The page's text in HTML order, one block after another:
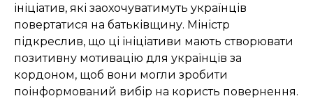
ініціатив, які заохочуватимуть українців
повертатися на батьківщину. Міністр
підкреслив, що ці ініціативи мають створювати
позитивну мотивацію для українців за
кордоном, щоб вони могли зробити
поінформований вибір на користь повернення.